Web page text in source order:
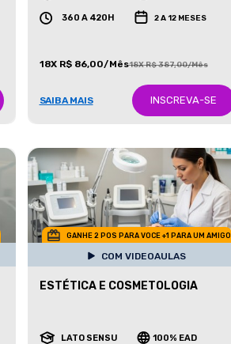
360 A 420H 2 A 12 MESES
18X R$ 86,00/Mês18X R$ 387,00/Mês
SAIBA MAIS INSCREVA-SE
GANHE 2 POS PARA VOCE +1 PARA UM AMIGO
COM VIDEOAULAS
ESTÉTICA E COSMETOLOGIA
LATO SENSU 100% EAD